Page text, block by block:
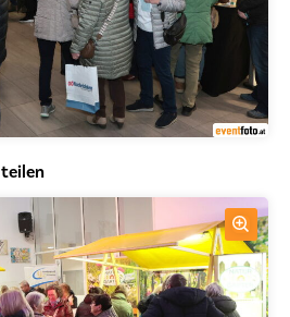
teilen